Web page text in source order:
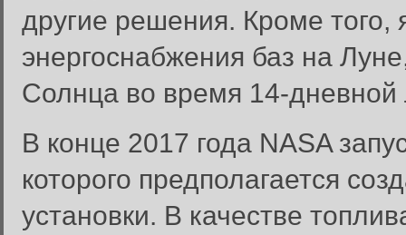
другие решения. Кроме
энергоснабжения баз на
Солнца во время 14-дневной
В конце 2017 года NASA
которого предполагается
установки. В качестве